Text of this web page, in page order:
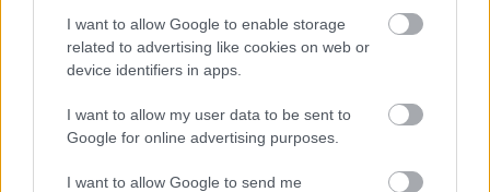
I want to allow Google to enable storage
related to advertising like cookies on web or
device identifiers in apps.
I want to allow my user data to be sent to
Google for online advertising purposes.
I want to allow Google to send me